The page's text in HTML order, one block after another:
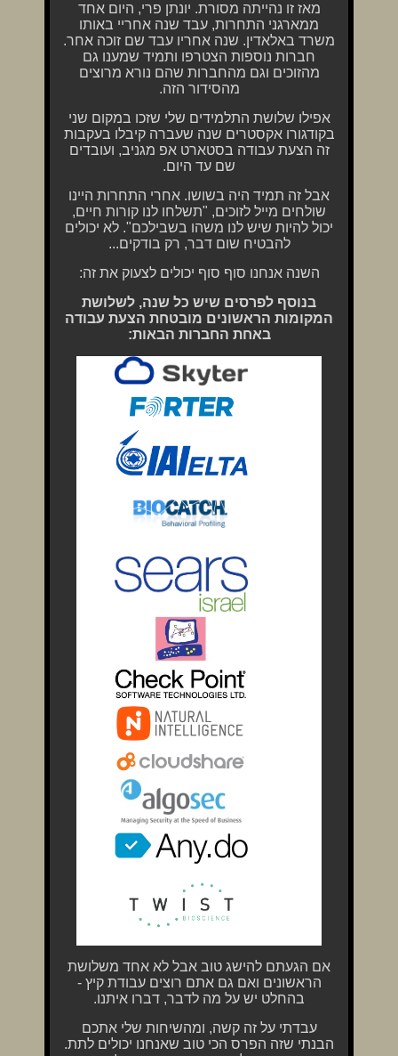
מאז זו נהייתה מסורת. יונתן פרי, היום אחד
ממארגני התחרות, עבד שנה אחריי באותו
משרד באלאדין. שנה אחריו עבד שם זוכה אחר.
חברות נוספות הצטרפו ותמיד שמענו גם
מהזוכים וגם מהחברות שהם נורא מרוצים
מהסידור הזה.
אפילו שלושת התלמידים שלי שזכו במקום שני
בקודגורו אקסטרים שנה שעברה קיבלו בעקבות
זה הצעת עבודה בסטארט אפ מגניב, ועובדים
שם עד היום.
אבל זה תמיד היה בשושו. אחרי התחרות היינו
שולחים מייל לזוכים, "תשלחו לנו קורות חיים,
יכול להיות שיש לנו משהו בשבילכם". לא יכולים
להבטיח שום דבר, רק בודקים...
השנה אנחנו סוף סוף יכולים לצעוק את זה:
בנוסף לפרסים שיש כל שנה, לשלושת
המקומות הראשונים מובטחת הצעת עבודה
באחת החברות הבאות:
אם הגעתם להישג טוב אבל לא אחד משלושת
הראשונים ואם גם אתם רוצים עבודת קיץ -
בהחלט יש על מה לדבר, דברו איתנו.
עבדתי על זה קשה, ומהשיחות שלי אתכם
הבנתי שזה הפרס הכי טוב שאנחנו יכולים לתת.